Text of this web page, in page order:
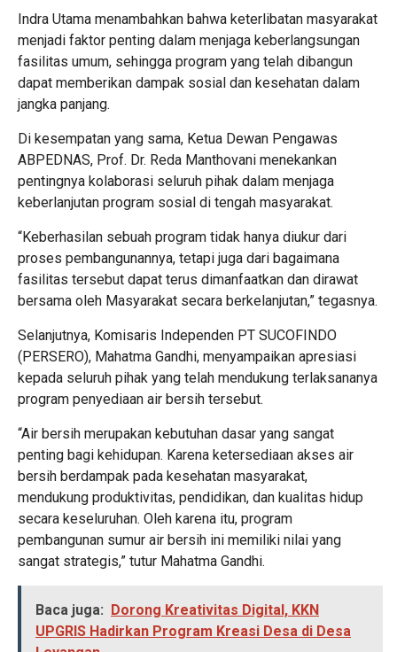
Indra Utama menambahkan bahwa keterlibatan masyarakat
menjadi faktor penting dalam menjaga keberlangsungan
fasilitas umum, sehingga program yang telah dibangun
dapat memberikan dampak sosial dan kesehatan dalam
jangka panjang.
Di kesempatan yang sama, Ketua Dewan Pengawas
ABPEDNAS, Prof. Dr. Reda Manthovani menekankan
pentingnya kolaborasi seluruh pihak dalam menjaga
keberlanjutan program sosial di tengah masyarakat.
“Keberhasilan sebuah program tidak hanya diukur dari
proses pembangunannya, tetapi juga dari bagaimana
fasilitas tersebut dapat terus dimanfaatkan dan dirawat
bersama oleh Masyarakat secara berkelanjutan,” tegasnya.
Selanjutnya, Komisaris Independen PT SUCOFINDO
(PERSERO), Mahatma Gandhi, menyampaikan apresiasi
kepada seluruh pihak yang telah mendukung terlaksananya
program penyediaan air bersih tersebut.
“Air bersih merupakan kebutuhan dasar yang sangat
penting bagi kehidupan. Karena ketersediaan akses air
bersih berdampak pada kesehatan masyarakat,
mendukung produktivitas, pendidikan, dan kualitas hidup
secara keseluruhan. Oleh karena itu, program
pembangunan sumur air bersih ini memiliki nilai yang
sangat strategis,” tutur Mahatma Gandhi.
Baca juga: Dorong Kreativitas Digital, KKN
UPGRIS Hadirkan Program Kreasi Desa di Desa